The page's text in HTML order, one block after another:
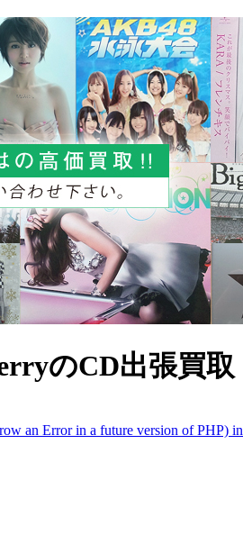
のCD出張買取
an Error in a future version of PHP) in